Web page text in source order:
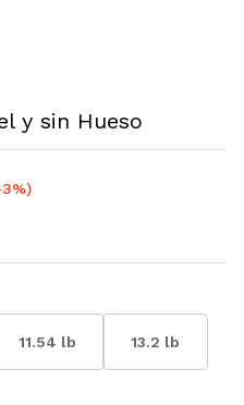
y sin Hueso
11.54 lb 13.2 lb